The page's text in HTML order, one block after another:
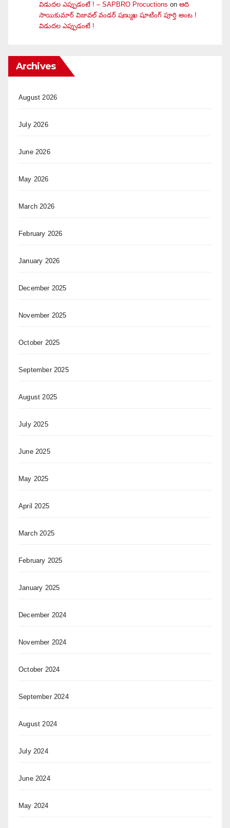
విడుదల ఎప్పుడంటే ! – SAPBRO Procuctions on ఆది
సాయికుమార్ విజువ‌ల్ వండ‌ర్ ష‌ణ్ముఖ షూటింగ్ పూర్తి అంట !
విడుదల ఎప్పుడంటే !
Archives
August 2026
July 2026
June 2026
May 2026
March 2026
February 2026
January 2026
December 2025
November 2025
October 2025
September 2025
August 2025
July 2025
June 2025
May 2025
April 2025
March 2025
February 2025
January 2025
December 2024
November 2024
October 2024
September 2024
August 2024
July 2024
June 2024
May 2024